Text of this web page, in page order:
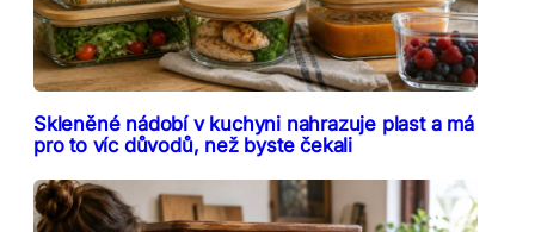
Skleněné nádobí v kuchyni nahrazuje plast a má
pro to víc důvodů, než byste čekali